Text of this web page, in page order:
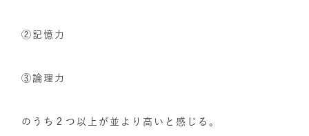
②記憶力
③論理力
のうち２つ以上が並より高いと感じる。